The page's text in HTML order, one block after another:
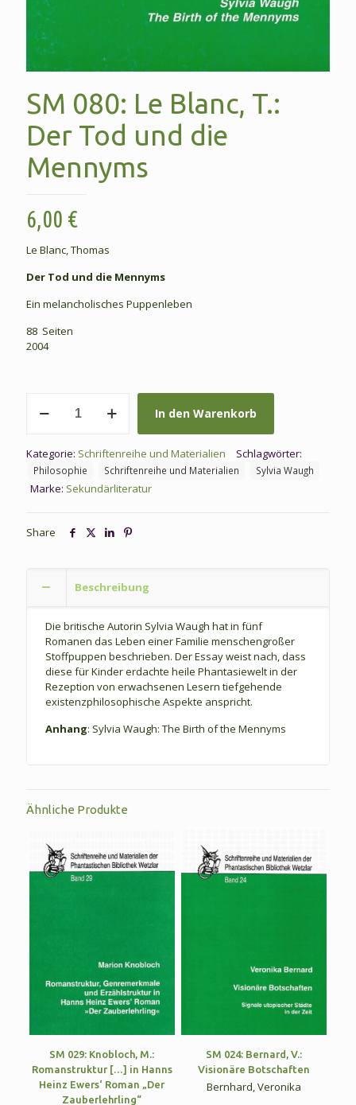
SM 080: Le Blanc, T.:
Der Tod und die
Mennyms
6,00 €
Le Blanc, Thomas
Der Tod und die Mennyms
Ein melancholisches Puppenleben
88 Seiten
2004
080:
T.:
Der
Tod
Mennyms
In den Warenkorb
Kategorie: Schriftenreihe und Materialien Schlagwörter:
Philosophie Schriftenreihe und Materialien Sylvia Waugh
Marke: Sekundärliteratur
Share
Beschreibung
Die britische Autorin Sylvia Waugh hat in fünf
Romanen das Leben einer Familie menschengroßer
Stoffpuppen beschrieben. Der Essay weist nach, dass
diese für Kinder erdachte heile Phantasiewelt in der
Rezeption von erwachsenen Lesern tiefgehende
existenzphilosophische Aspekte anspricht.
Anhang: Sylvia Waugh: The Birth of the Mennyms
Ähnliche Produkte
SM 029: Knobloch, M.:
Romanstruktur […] in Hanns
Heinz Ewers‘ Roman „Der
Zauberlehrling“
SM 024: Bernard, V.:
Visionäre Botschaften
Bernhard, Veronika